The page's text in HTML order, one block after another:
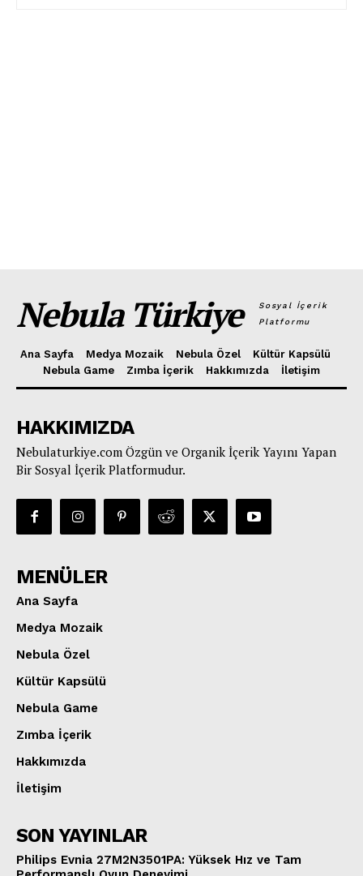
Nebula Türkiye
Sosyal İçerik
Platformu
Ana Sayfa Medya Mozaik Nebula Özel
Kültür Kapsülü
Nebula Game
Zımba İçerik Hakkımızda İletişim
HAKKIMIZDA
Nebulaturkiye.com Özgün ve Organik İçerik Yayını Yapan
Bir Sosyal İçerik Platformudur.
MENÜLER
Ana Sayfa
Medya Mozaik
Nebula Özel
Kültür Kapsülü
Nebula Game
Zımba İçerik
Hakkımızda
İletişim
SON YAYINLAR
Philips Evnia 27M2N3501PA: Yüksek Hız ve Tam